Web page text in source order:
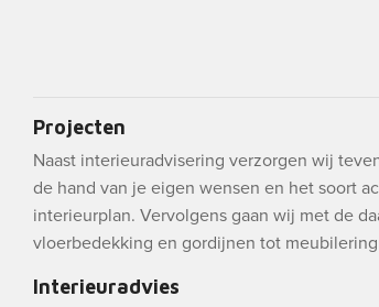
Projecten
Naast interieuradvisering verzorgen wij
de hand van je eigen wensen en het soort
interieurplan. Vervolgens gaan wij met de
vloerbedekking en gordijnen tot
Interieuradvies